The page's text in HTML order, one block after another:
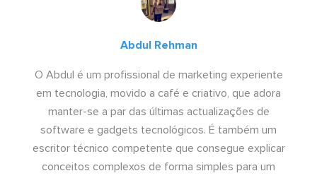
Abdul Rehman
O Abdul é um profissional de marketing experiente
em tecnologia, movido a café e criativo, que adora
manter-se a par das últimas actualizações de
software e gadgets tecnológicos. É também um
escritor técnico competente que consegue explicar
conceitos complexos de forma simples para um